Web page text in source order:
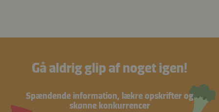
Gå aldrig glip af noget igen!
Spændende information, lækre opskrifter og
skønne konkurrencer